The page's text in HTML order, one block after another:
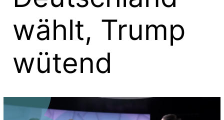
Sendungen
TV Programm
Über uns
Trag mit!
wählt, Trump
wütend